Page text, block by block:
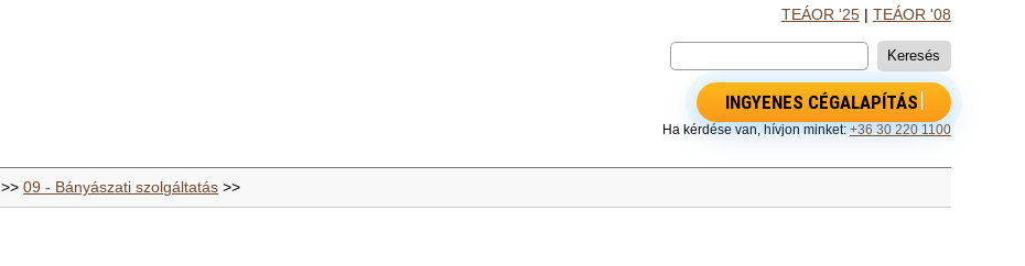
TEÁOR '25| TEÁOR '08
INGYENES CÉGALAPÍTÁS
Ha kérdése van, hívjon minket: +36 30 220 1100
>>09 - Bányászati szolgáltatás >>